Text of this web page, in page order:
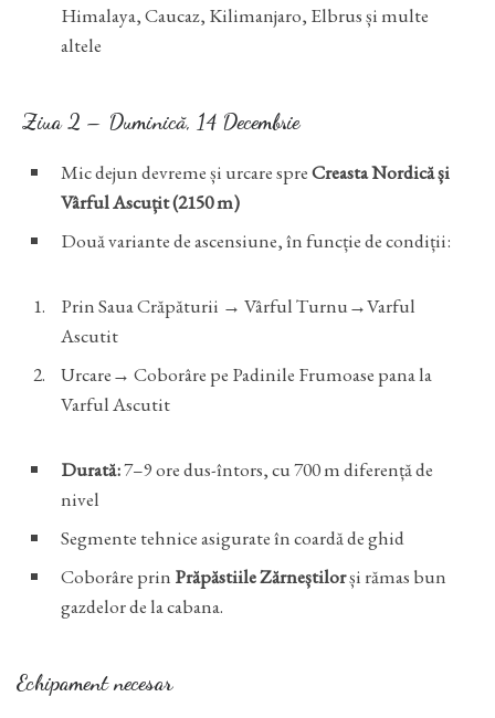
Himalaya, Caucaz, Kilimanjaro, Elbrus și multe
altele
Ziua 2 – Duminică, 14 Decembrie
Mic dejun devreme și urcare spreCreasta Nordică și
Vârful Ascuțit (2150 m)
Două variante de ascensiune, în funcție de condiții:
Prin Saua Crăpăturii → Vârful Turnu→Varful
Ascutit
Urcare→ Coborâre pe Padinile Frumoase pana la
Varful Ascutit
Durată:7–9 ore dus-întors, cu 700 m diferență de
nivel
Segmente tehnice asigurate în coardă de ghid
Coborâre prin Prăpăstiile Zărneștilorși rămas bun
gazdelor de la cabana.
Echipament necesar